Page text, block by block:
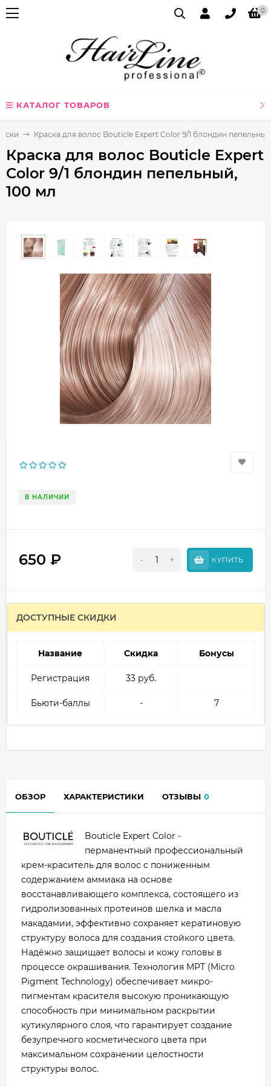
0
КАТАЛОГ ТОВАРОВ
Краска для волос Bouticle Expert Color 9/1 блондин
Краска для волос Bouticle Expert
Color 9/1 блондин пепельный,
100 мл
В НАЛИЧИИ
650 ₽ - + КУПИТЬ
ДОСТУПНЫЕ СКИДКИ
Название Скидка Бонусы
Регистрация 33 руб.
Бьюти-баллы - 7
ОБЗОР ХАРАКТЕРИСТИКИ ОТЗЫВЫ 0
Bouticle Expert Color -
перманентный профессиональный
крем-краситель для волос с пониженным
содержанием аммиака на основе
восстанавливающего комплекса, состоящего из
гидролизованных протеинов шелка и масла
макадамии, эффективно сохраняет кератиновую
структуру волоса для создания стойкого цвета.
Надёжно защищает волосы и кожу головы в
процессе окрашивания. Технология MPT (Micro
Pigment Technology) обеспечивает микро-
пигментам красителя высокую проникающую
способность при минимальном раскрытии
кутикулярного слоя, что гарантирует создание
безупречного косметического цвета при
максимальном сохранении целостности
структуры волос.